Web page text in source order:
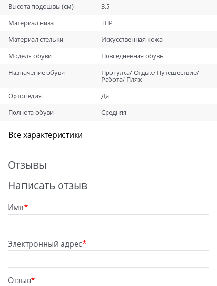
Высота подошвы (см)
3,5
Материал низа
ТПР
Материал стельки
Искусственная кожа
Модель обуви
Повседневная обувь
Назначение обуви
Прогулка/ Отдых/ Путешествие/
Работа/ Пляж
Ортопедия
Да
Полнота обуви
Средняя
Все характеристики
Отзывы
Написать отзыв
Имя
Электронный адрес
Отзыв